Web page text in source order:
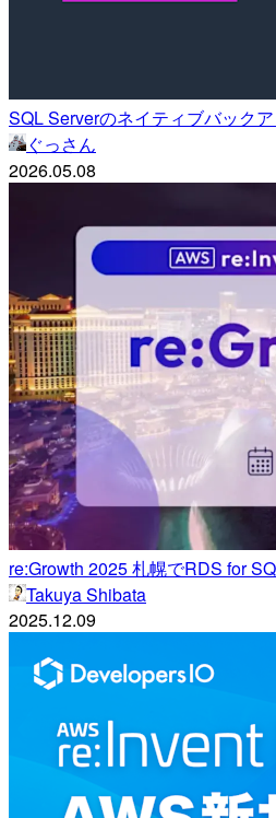
SQL Serverのネイティブバック
ぐっさん
2026.05.08
re:Growth 2025 札幌でRDS for
Takuya Shibata
2025.12.09